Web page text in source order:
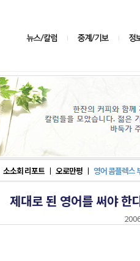
소소회 리포트ㅣ 오로만평ㅣ 영어 콤플렉스
제대로 된 영어를 써야 한